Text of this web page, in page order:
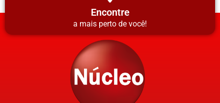
Encontre
a mais perto de você!